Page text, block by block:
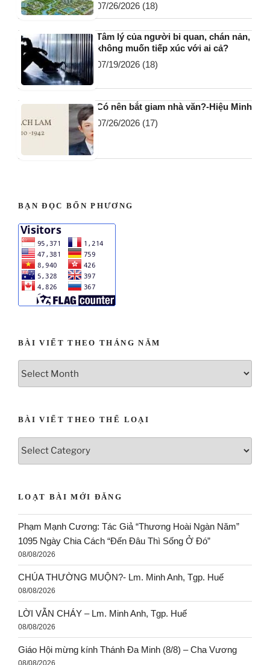
07/26/2026 (18)
Tâm lý của người bi quan, chán nản,
không muốn tiếp xúc với ai cả?
07/19/2026 (18)
Có nên bắt giam nhà văn?-Hiệu Minh
07/26/2026 (17)
BẠN ĐỌC BỐN PHƯƠNG
BÀI VIẾT THEO THÁNG NĂM
BÀI VIẾT THEO THỂ LOẠI
LOẠT BÀI MỚI ĐĂNG
Phạm Mạnh Cương: Tác Giả “Thương Hoài Ngàn Năm”
1095 Ngày Chia Cách “Đến Đâu Thì Sống Ở Đó”
08/08/2026
CHÚA THƯỜNG MUỘN?- Lm. Minh Anh, Tgp. Huế
08/08/2026
LỜI VẪN CHÁY – Lm. Minh Anh, Tgp. Huế
08/08/2026
Giáo Hội mừng kính Thánh Đa Minh (8/8) – Cha Vương
08/08/2026